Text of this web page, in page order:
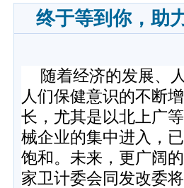
终于等到你，助
随着经济的发展、
人们保健意识的不断
长，尤其是以北上广
械企业的集中进入，
饱和。未来，更广阔
家卫计委会同发改委